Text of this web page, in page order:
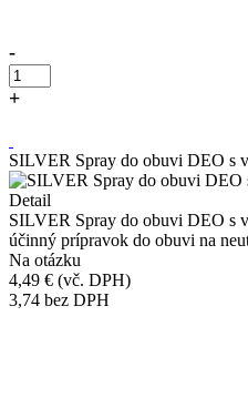
-
+
SILVER Spray do obuvi DEO s
Detail
SILVER Spray do obuvi DEO s
účinný prípravok do obuvi na
Na otázku
4,49 € (vč. DPH)
3,74 bez DPH